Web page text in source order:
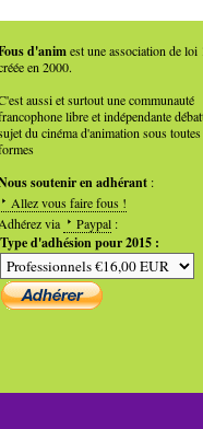
d'animest une association de loi
en 2000.
aussi et surtout une communauté
libre et indépendante
du cinéma d'animation sous toutes
soutenir en adhérant :
Allez vous faire fous !
Adhérez via
Paypal :
Type d'adhésion pour 2015 :